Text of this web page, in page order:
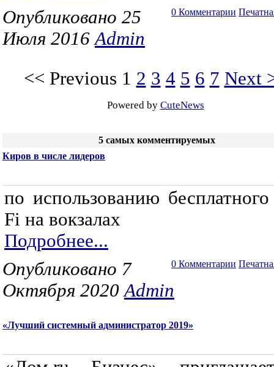
0 Комментарии
Опубликовано 25
Июля 2016Admin
<< Previous 1 2 3 4 5 6 7 Next
Powered by CuteNews
5 самых комментируемых
Киров в числе лидеров
по использованию
Fi на вокзалах
Подробнее...
0 Комментарии
Опубликовано 7
Октября 2020Admin
«Лучший системный администратор 2019»